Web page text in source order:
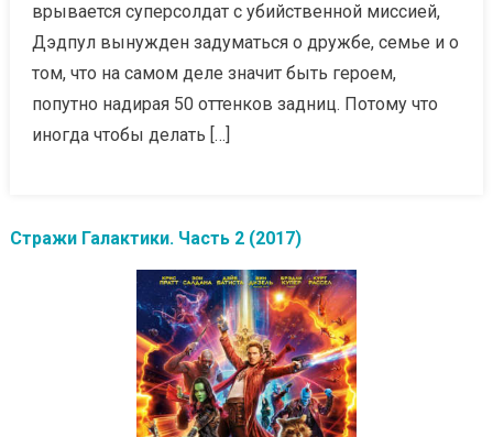
врывается суперсолдат с убийственной миссией,
Дэдпул вынужден задуматься о дружбе, семье и о
том, что на самом деле значит быть героем,
попутно надирая 50 оттенков задниц. Потому что
иногда чтобы делать […]
Стражи Галактики. Часть 2 (2017)